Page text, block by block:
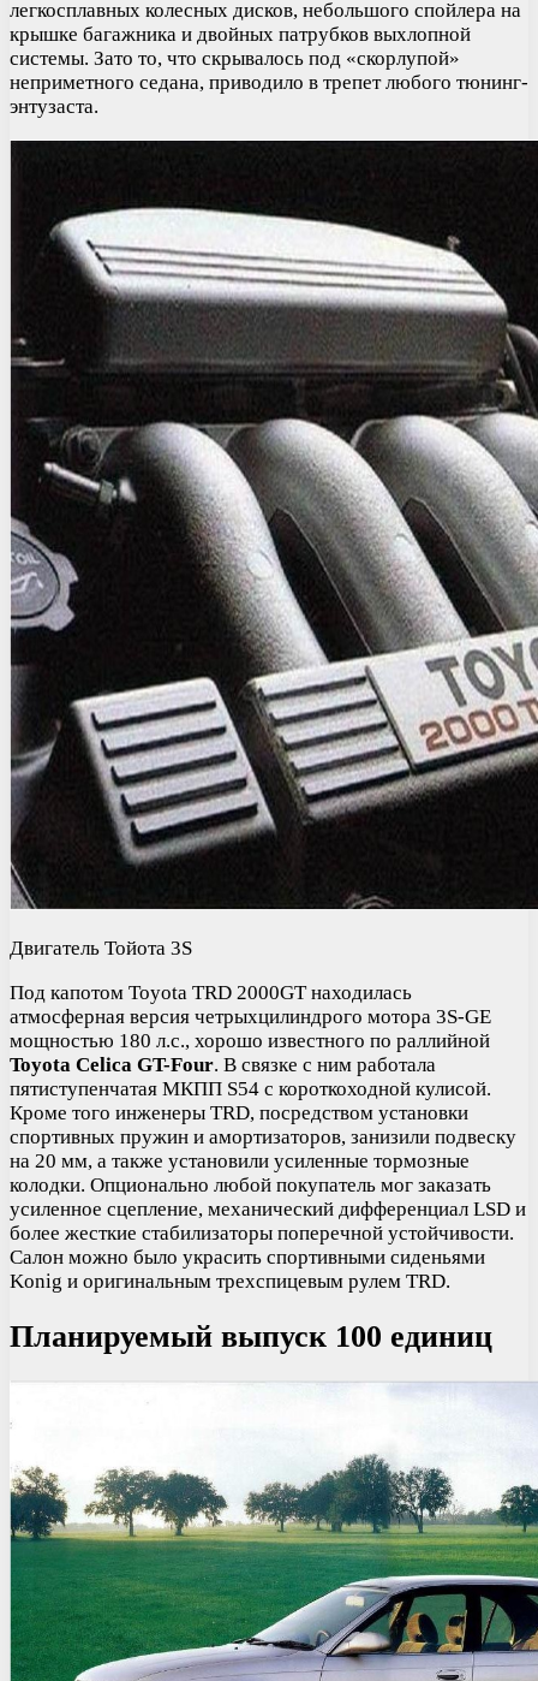
легкосплавных колесных дисков, небольшого спойлера на
крышке багажника и двойных патрубков выхлопной
системы. Зато то, что скрывалось под «скорлупой»
неприметного седана, приводило в трепет любого тюнинг-
энтузаста.
Двигатель Тойота 3S
Под капотом Toyota TRD 2000GT находилась
атмосферная версия четрыхцилиндрого мотора 3S-GE
мощностью 180 л.с., хорошо известного по раллийной
Toyota Celica GT-Four. В связке с ним работала
пятиступенчатая МКПП S54 с короткоходной кулисой.
Кроме того инженеры TRD, посредством установки
спортивных пружин и амортизаторов, занизили подвеску
на 20 мм, а также установили усиленные тормозные
колодки. Опционально любой покупатель мог заказать
усиленное сцепление, механический дифференциал LSD и
более жесткие стабилизаторы поперечной устойчивости.
Салон можно было украсить спортивными сиденьями
Konig и оригинальным трехспицевым рулем TRD.
Планируемый выпуск 100 единиц